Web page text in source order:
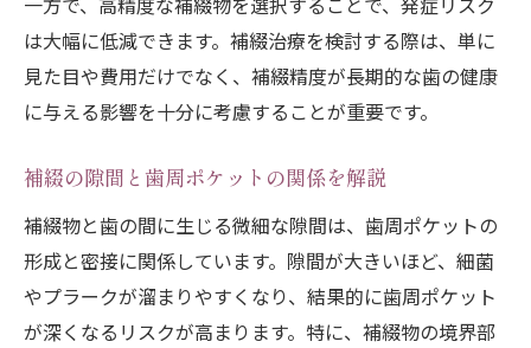
は大幅に低減できます。補綴治療を検討する際は、単に
見た目や費用だけでなく、補綴精度が長期的な歯の健康
に与える影響を十分に考慮することが重要です。
補綴の隙間と歯周ポケットの関係を解説
補綴物と歯の間に生じる微細な隙間は、歯周ポケットの
形成と密接に関係しています。隙間が大きいほど、細菌
やプラークが溜まりやすくなり、結果的に歯周ポケット
が深くなるリスクが高まります。特に、補綴物の境界部